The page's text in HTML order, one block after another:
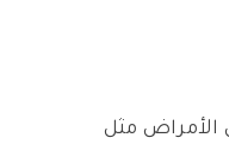
الأمراض مثل